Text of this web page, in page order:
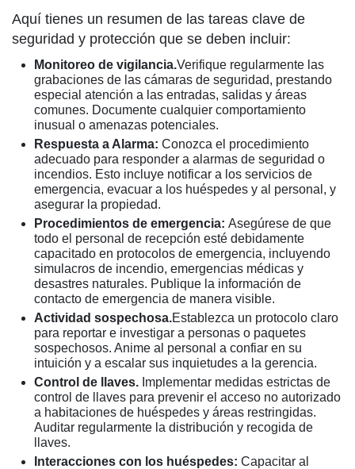
Aquí tienes un resumen de las tareas clave de
seguridad y protección que se deben incluir:
Monitoreo de vigilancia.Verifique regularmente las
grabaciones de las cámaras de seguridad, prestando
especial atención a las entradas, salidas y áreas
comunes. Documente cualquier comportamiento
inusual o amenazas potenciales.
Respuesta a Alarma: Conozca el procedimiento
adecuado para responder a alarmas de seguridad o
incendios. Esto incluye notificar a los servicios de
emergencia, evacuar a los huéspedes y al personal, y
asegurar la propiedad.
Procedimientos de emergencia: Asegúrese de que
todo el personal de recepción esté debidamente
capacitado en protocolos de emergencia, incluyendo
simulacros de incendio, emergencias médicas y
desastres naturales. Publique la información de
contacto de emergencia de manera visible.
Actividad sospechosa.Establezca un protocolo claro
para reportar e investigar a personas o paquetes
sospechosos. Anime al personal a confiar en su
intuición y a escalar sus inquietudes a la gerencia.
Control de llaves. Implementar medidas estrictas de
control de llaves para prevenir el acceso no autorizado
a habitaciones de huéspedes y áreas restringidas.
Auditar regularmente la distribución y recogida de
llaves.
Interacciones con los huéspedes: Capacitar al